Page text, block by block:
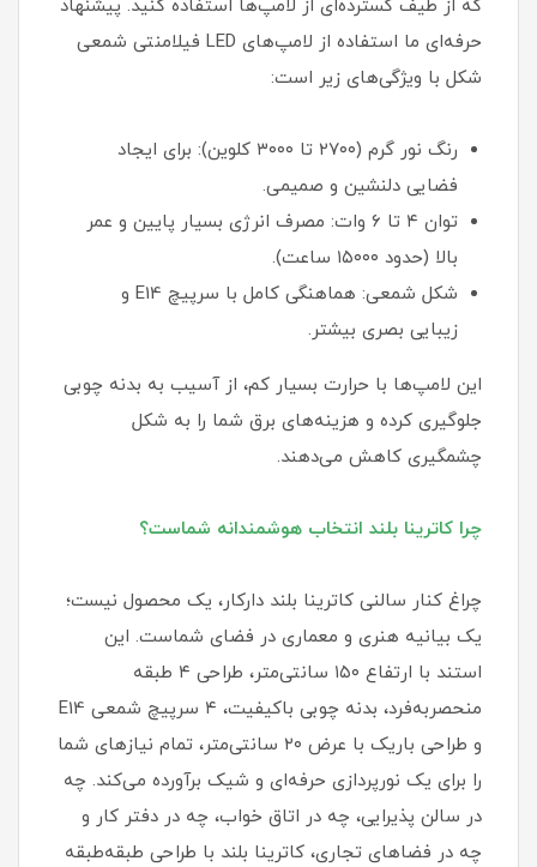
که از طیف گسترده‌ای از لامپ‌ها استفاده کنید. پیشنهاد
حرفه‌ای ما استفاده از لامپ‌های LED فیلامنتی شمعی
شکل با ویژگی‌های زیر است:
رنگ نور گرم (۲۷۰۰ تا ۳۰۰۰ کلوین): برای ایجاد
فضایی دلنشین و صمیمی.
توان ۴ تا ۶ وات: مصرف انرژی بسیار پایین و عمر
بالا (حدود ۱۵۰۰۰ ساعت).
شکل شمعی: هماهنگی کامل با سرپیچ E14 و
زیبایی بصری بیشتر.
این لامپ‌ها با حرارت بسیار کم، از آسیب به بدنه چوبی
جلوگیری کرده و هزینه‌های برق شما را به شکل
چشمگیری کاهش می‌دهند.
چرا کاترینا بلند انتخاب هوشمندانه شماست؟
چراغ کنار سالنی کاترینا بلند دارکار، یک محصول نیست؛
یک بیانیه هنری و معماری در فضای شماست. این
استند با ارتفاع ۱۵۰ سانتی‌متر، طراحی ۴ طبقه
منحصربه‌فرد، بدنه چوبی باکیفیت، ۴ سرپیچ شمعی E14
و طراحی باریک با عرض ۲۰ سانتی‌متر، تمام نیازهای شما
را برای یک نورپردازی حرفه‌ای و شیک برآورده می‌کند. چه
در سالن پذیرایی، چه در اتاق خواب، چه در دفتر کار و
چه در فضاهای تجاری، کاترینا بلند با طراحی طبقه‌طبقه